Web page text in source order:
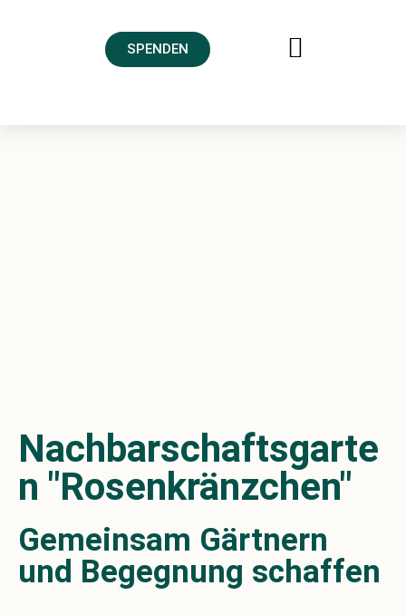
SPENDEN
Nachbarschaftsgarte
n "Rosenkränzchen"
Gemeinsam Gärtnern
und Begegnung schaffen